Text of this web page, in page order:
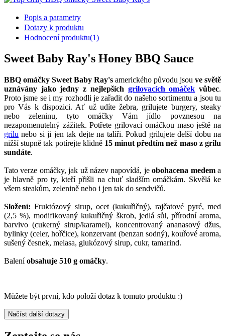
Popis a parametry
Dotazy k produktu
Hodnocení produktu(1)
Sweet Baby Ray's Honey BBQ Sauce
BBQ omáčky Sweet Baby Ray's amerického původu jsou ve světě
uznávány jako jedny z nejlepších grilovacích omáček vůbec.
Proto jsme se i my rozhodli je zařadit do našeho sortimentu a jsou tu
pro Vás k dispozici. Ať už udíte žebra, grilujete burgery, steaky
nebo zeleninu, tyto omáčky Vám jídlo povznesou na
nezapomenutelný zážitek. Potřete grilovací omáčkou maso ještě na
grilu nebo si ji jen tak dejte na talíři. Pokud grilujete delší dobu na
nižší stupně tak potírejte klidně 15 minut předtím než maso z grilu
sundáte.
Tato verze omáčky, jak už název napovídá, jeobohacena medema
je hlavně pro ty, kteří přišli na chuť sladším omáčkám. Skvělá ke
všem steakům, zelenině nebo i jen tak do sendvičů.
Složení: Fruktózový sirup, ocet (kukuřičný), rajčatové pyré, med
(2,5 %), modifikovaný kukuřičný škrob, jedlá sůl, přírodní aroma,
barvivo (cukerný sirup/karamel), koncentrovaný ananasový džus,
bylinky (celer, hořčice), konzervant (benzan sodný), kouřové aroma,
sušený česnek, melasa, glukózový sirup, cukr, tamarind.
Baleníobsahuje 510 g omáčky.
Můžete být první, kdo položí dotaz k tomuto produktu :)
Načíst další dotazy